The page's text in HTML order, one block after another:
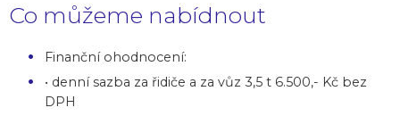
Co můžeme nabídnout
Finanční ohodnocení:
• denní sazba za řidiče a za vůz 3,5 t 6.500,- Kč bez
DPH